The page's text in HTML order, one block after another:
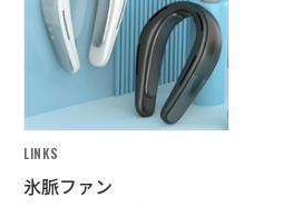
LINKS
氷脈ファン